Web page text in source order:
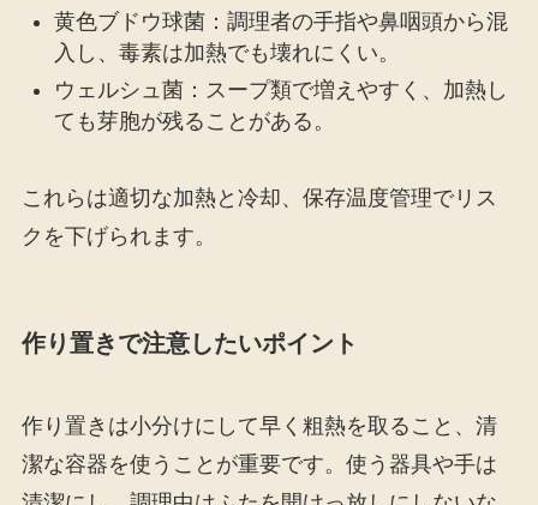
黄色ブドウ球菌：調理者の手指や鼻咽頭から混
入し、毒素は加熱でも壊れにくい。
ウェルシュ菌：スープ類で増えやすく、加熱し
ても芽胞が残ることがある。
これらは適切な加熱と冷却、保存温度管理でリス
クを下げられます。
作り置きで注意したいポイント
作り置きは小分けにして早く粗熱を取ること、清
潔な容器を使うことが重要です。使う器具や手は